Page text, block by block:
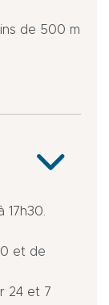
de 500 m
17h30.
et de
24 et 7